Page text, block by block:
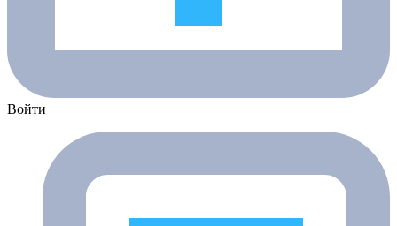
Войти